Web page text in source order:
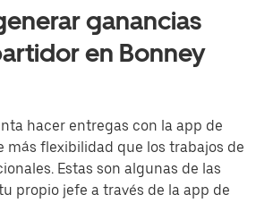
ganancias
en Bonney
hacer entregas con la app de
más flexibilidad que los trabajos de
Estas son algunas de las
propio jefe a través de la app de